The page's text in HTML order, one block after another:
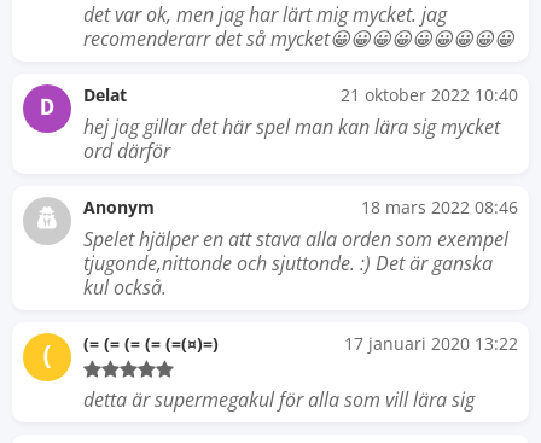
det var ok, men jag har lärt mig mycket. jag
recomenderarr det så mycket😀😀😀😀😀😀😀😀😀
D Delat 21 oktober 2022 10:40
hej jag gillar det här spel man kan lära sig mycket
ord därför
Anonym 18 mars 2022 08:46
Spelet hjälper en att stava alla orden som exempel
tjugonde,nittonde och sjuttonde. :) Det är ganska
kul också.
( (= (= (= (= (=(¤)=) 17 januari 2020 13:22
detta är supermegakul för alla som vill lära sig